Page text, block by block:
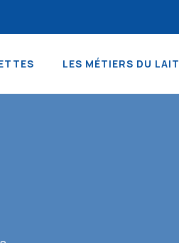
LES MÉTIERS DU LAIT